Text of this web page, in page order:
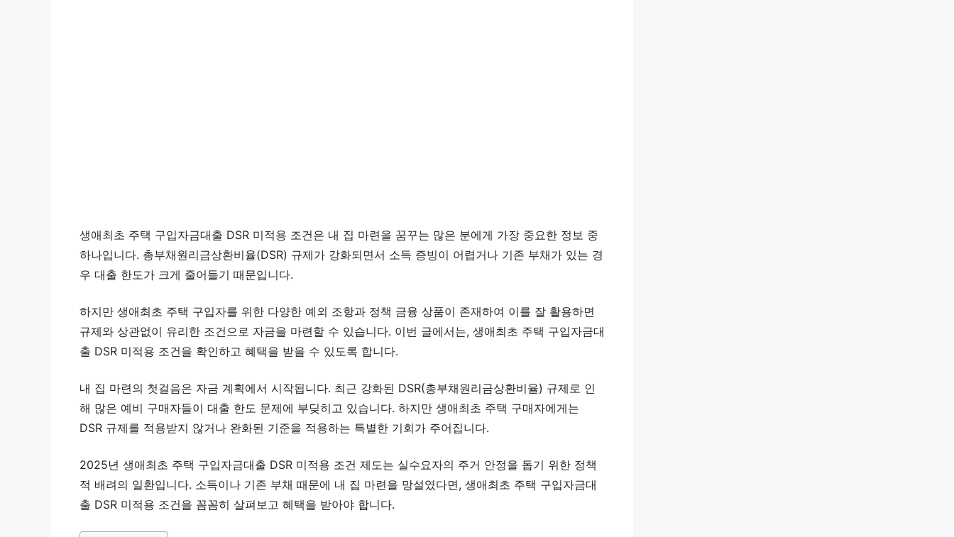
생애최초 주택 구입자금대출 DSR 미적용 조건은 내 집 마련을 꿈꾸는 많은 분에게 가장 중요한 정보 중
하나입니다. 총부채원리금상환비율(DSR) 규제가 강화되면서 소득 증빙이 어렵거나 기존 부채가 있는 경
우 대출 한도가 크게 줄어들기 때문입니다.
하지만 생애최초 주택 구입자를 위한 다양한 예외 조항과 정책 금융 상품이 존재하여 이를 잘 활용하면
규제와 상관없이 유리한 조건으로 자금을 마련할 수 있습니다. 이번 글에서는, 생애최초 주택 구입자금대
출 DSR 미적용 조건을 확인하고 혜택을 받을 수 있도록 합니다.
내 집 마련의 첫걸음은 자금 계획에서 시작됩니다. 최근 강화된 DSR(총부채원리금상환비율) 규제로 인
해 많은 예비 구매자들이 대출 한도 문제에 부딪히고 있습니다. 하지만 생애최초 주택 구매자에게는
DSR 규제를 적용받지 않거나 완화된 기준을 적용하는 특별한 기회가 주어집니다.
2025년 생애최초 주택 구입자금대출 DSR 미적용 조건 제도는 실수요자의 주거 안정을 돕기 위한 정책
적 배려의 일환입니다. 소득이나 기존 부채 때문에 내 집 마련을 망설였다면, 생애최초 주택 구입자금대
출 DSR 미적용 조건을 꼼꼼히 살펴보고 혜택을 받아야 합니다.